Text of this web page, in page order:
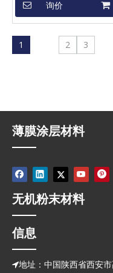
询价
1 2 3
薄膜涂层材料
无机粉末材料
信息
地址：中国陕西省西安